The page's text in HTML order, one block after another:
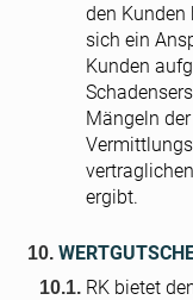
den Kunden
sich ein
Kunden
Mängeln
ergibt.
RK bietet